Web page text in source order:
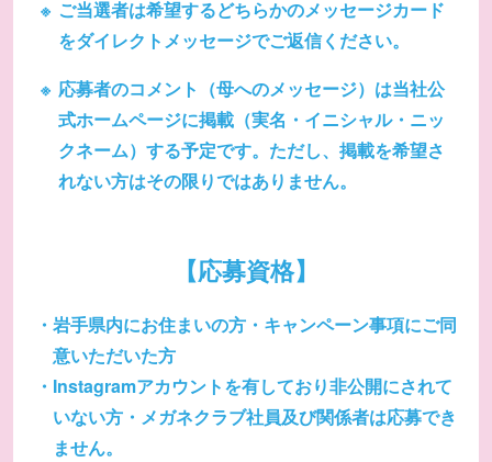
ご当選者は希望するどちらかのメッセージカード
をダイレクトメッセージでご返信ください。
応募者のコメント（母へのメッセージ）は当社公
式ホームページに掲載（実名・イニシャル・ニッ
クネーム）する予定です。ただし、掲載を希望さ
れない方はその限りではありません。
【応募資格】
岩手県内にお住まいの方・キャンペーン事項にご同
意いただいた方
Instagramアカウントを有しており非公開にされて
いない方・メガネクラブ社員及び関係者は応募でき
ません。